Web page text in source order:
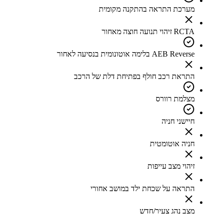
מערכת התראה בהתקנה מקומית
RCTA זיהוי תנועה חוצה מאחור
AEB Reverse בלימה אוטונומית בנסיעה לאחור
התראת רכב חולף בפתיחת דלת של הרכב
מצלמת רוורס
חיישני חניה
חניה אוטומטית
זיהוי מצב עייפות
התראה על שכחת ילד במושב אחורי
מצב נהג צעיר/חדש